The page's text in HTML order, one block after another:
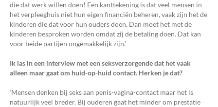
die dat werk willen doen! Een kanttekening is dat veel mensen in
het verpleeghuis niet hun eigen financiën beheren, vaak zijn het de
kinderen die dat voor hun ouders doen. Dan moet het met de
kinderen besproken worden omdat zij de betaling doen. Dat kan
voor beide partijen ongemakkelijk zijn.’
Ik las in een interview met een seksverzorgende dat het vaak
alleen maar gaat om huid-op-huid contact. Herken je dat?
‘Mensen denken bij seks aan penis-vagina-contact maar het is
natuurlijk veel breder. Bij ouderen gaat het minder om prestatie